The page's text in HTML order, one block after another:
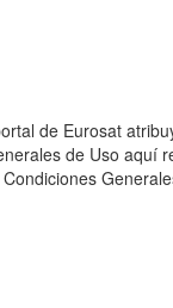
de Eurosat
de Uso aquí